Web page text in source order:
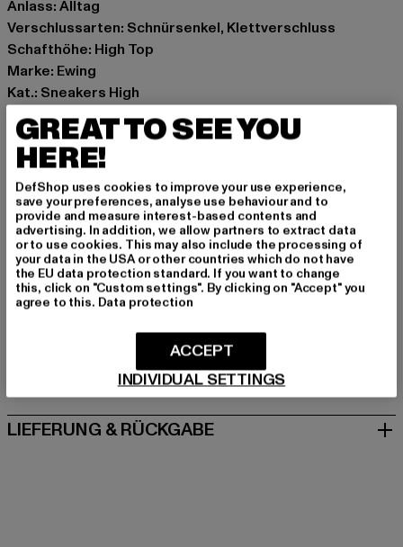
Anlass: Alltag
Verschlussarten: Schnürsenkel, Klettverschluss
Schafthöhe: High Top
Marke: Ewing
Kat.: Sneakers High
Farbe: orange, weiß, gelb, rot, blau
Hersteller Farbe: navy/red/yellow/white
Obermaterial: Leder
Innenfutter: Textil
Art.Nr: 5RBE001-20395
Hersteller: HI Six FZ-LLC |info@ewingathletics.com
Amenity Center 2-9F-1D Al Hamra, PO Box 2-9F-1D |
86489 RAK | AE
GRÖSSE & PASSFORM
PFLEGEHINWEISE
LIEFERUNG & RÜCKGABE
GREAT TO SEE YOU
HERE!
DefShop uses cookies to improve your use experience,
save your preferences, analyse use behaviour and to
provide and measure interest-based contents and
advertising. In addition, we allow partners to extract data
or to use cookies. This may also include the processing of
your data in the USA or other countries which do not have
the EU data protection standard. If you want to change
this, click on "Custom settings". By clicking on "Accept" you
agree to this. Data protection
INDIVIDUAL SETTINGS
ACCEPT